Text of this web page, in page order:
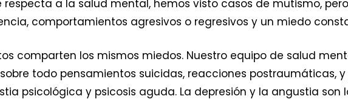
respecta a la salud mental, hemos visto casos de mutismo,
comportamientos agresivos o regresivos y un miedo
comparten los mismos miedos. Nuestro equipo de salud
todo pensamientos suicidas, reacciones postraumáticas,
psicológica y psicosis aguda. La depresión y la angustia